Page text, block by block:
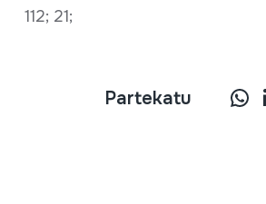
112; 21;
Partekatu